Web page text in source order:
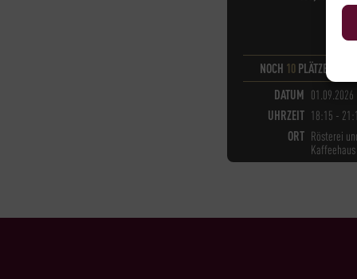
NOCH 10PLÄTZE
DATUM 01.09.2026
UHRZEIT 18:15 -
ORT Rösterei
Kaffeehaus